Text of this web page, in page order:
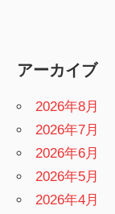
アーカイブ
2026年8月
2026年7月
2026年6月
2026年5月
2026年4月